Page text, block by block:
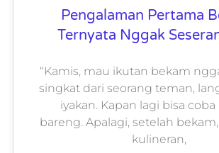
Pengalaman Pertama
Ternyata Nggak
“Kamis, mau ikutan bekam
singkat dari seorang teman,
iyakan. Kapan lagi bisa
bareng. Apalagi, setelah
kulineran,